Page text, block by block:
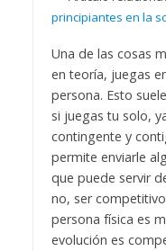
principiantes en la
Una de las cosas
en teoría, juegas
persona. Esto
si juegas tu solo,
contingente y
permite enviarle
que puede servir
no, ser
persona física es
evolución es